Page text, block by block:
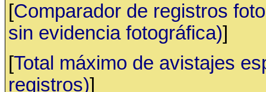
[Comparador de registros
sin evidencia fotográfica)]
[Total máximo de avistajes
registros)]